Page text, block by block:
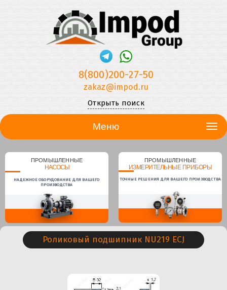
8(800)200-27-50
zakaz@impod.ru
Открыть поиск
Меню
ПРОМЫШЛЕННЫЕ
НАСОСЫ
НАДЕЖНОЕ ОБОРУДОВАНИЕ ДЛЯ ВАШЕГО
ПРОИЗВОДСТВА
ПРОМЫШЛЕННЫЕ
ИЗМЕРИТЕЛЬНЫЕ ПРИБОРЫ
ТОЧНЫЕ РЕШЕНИЯ ДЛЯ ВАШЕГО ПРОИЗВОДСТВА
Роликовый подшипник NU219 ECJ